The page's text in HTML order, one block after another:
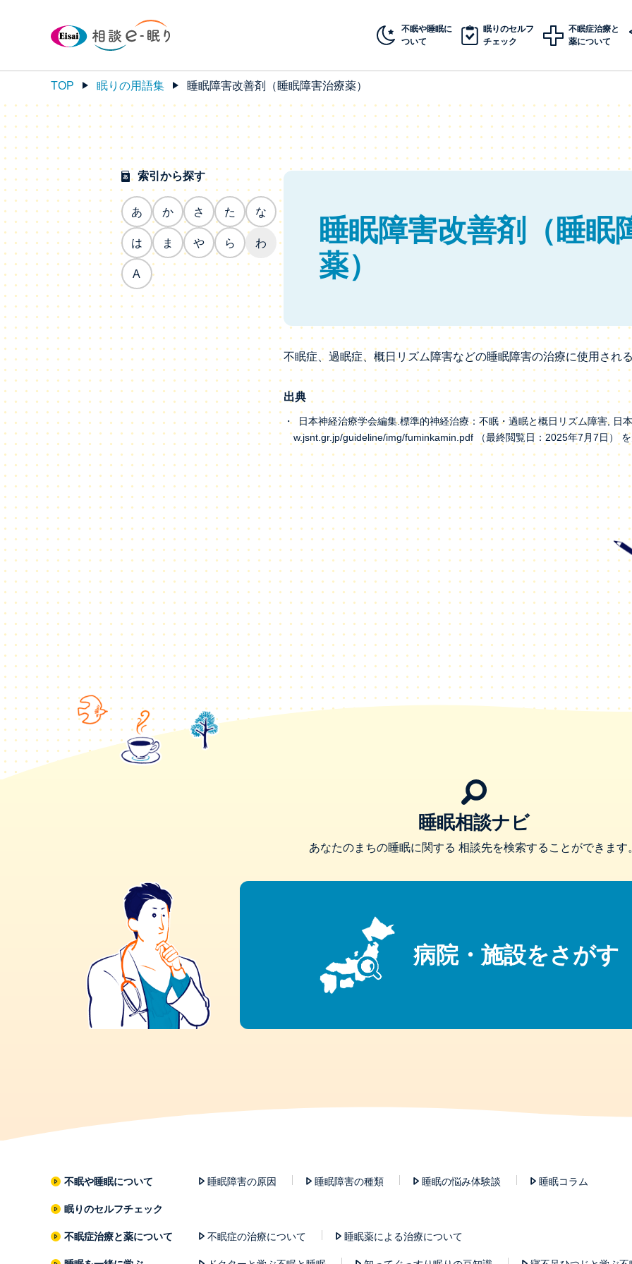
不眠や睡眠に
ついて
眠りのセルフ
チェック
不眠症治療と
薬について
TOP 眠りの用語集 睡眠障害改善剤（睡眠障害治療薬）
索引から探す
あ か さ た な
は ま や ら わ
A
睡眠障害改善剤（睡眠
薬）
不眠症、過眠症、概日リズム障害などの睡眠障害の治療に使用され
出典
日本神経治療学会編集.標準的神経治療：不眠・過眠と概日リズム障害, 日
w.jsnt.gr.jp/guideline/img/fuminkamin.pdf （最終閲覧日：2025年7月7日）
睡眠相談ナビ
あなたのまちの睡眠に関する 相談先を検索することができます
病院・施設をさがす
不眠や睡眠について 睡眠障害の原因 睡眠障害の種類 睡眠の悩み体験談 睡眠コラム
眠りのセルフチェック
不眠症治療と薬について 不眠症の治療について 睡眠薬による治療について